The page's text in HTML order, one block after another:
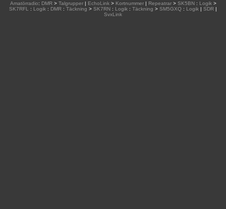
Amatörradio: DMR> Talgrupper| EchoLink> Kortnummer| Repeatrar> SK5BN: Logik>
SK7RFL
: Logik : DMR : Täckning > SK7RN : Logik : Täckning > SM5GXQ : Logik | SDR |
SvxLink